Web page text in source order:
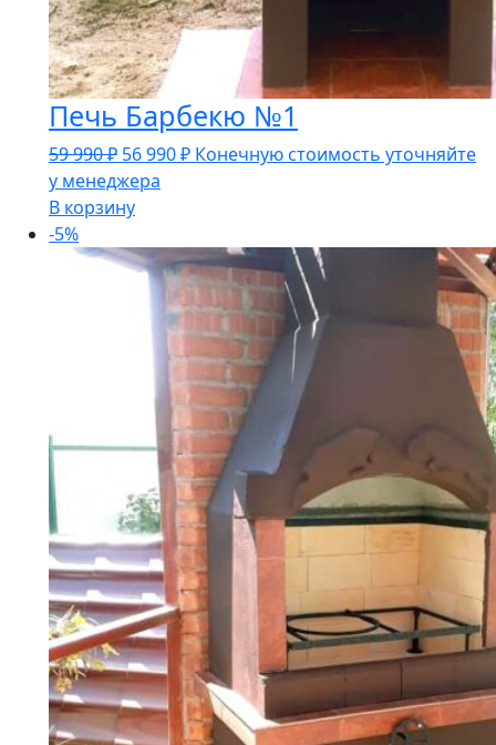
Печь Барбекю №1
59 990₽ Первоначальная
цена
составляла
990 ₽.
56 990₽Текущая
Конечную стоимость уточняйте
у менеджера
В корзину
-5%